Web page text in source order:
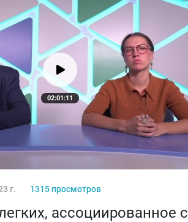
02:01:11
г. 1315 просмотров
ассоциированное с